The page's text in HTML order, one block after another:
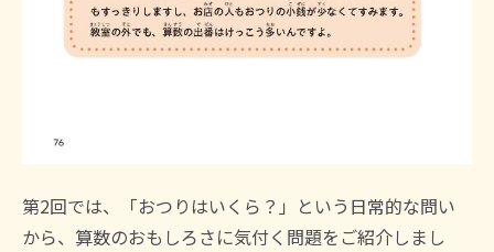
第2回では、「おつりはいくら？」という日常的な問い
から、算数のおもしろさに気付く問題をご紹介しまし